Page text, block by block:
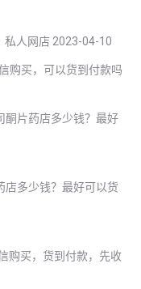
私人网店 2023-04-10
购买，可以货到付款吗
酮片药店多少钱？最好
店多少钱？最好可以货
购买，货到付款，先收